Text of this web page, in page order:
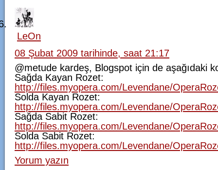
LeOn
08 Şubat 2009 tarihinde, saat 21:17
@metude kardeş, Blogspot için de aşağıdaki
Sağda Kayan Rozet:
http://files.myopera.com/Levendane/
Solda Kayan Rozet:
http://files.myopera.com/Levendane/
Sağda Sabit Rozet:
http://files.myopera.com/Levendane/
Solda Sabit Rozet:
http://files.myopera.com/Levendane/
Yorum yazın